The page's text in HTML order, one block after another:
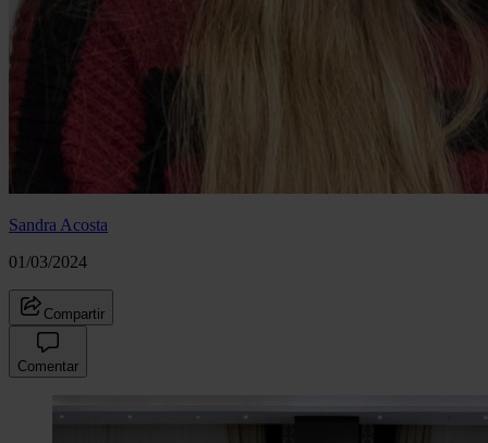
Sandra Acosta
01/03/2024
Compartir
Comentar